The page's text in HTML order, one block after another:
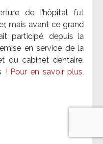
de l’hôpital fut
mais avant ce grand
participé, depuis la
en service de la
du cabinet dentaire.
! Pour en savoir plus,